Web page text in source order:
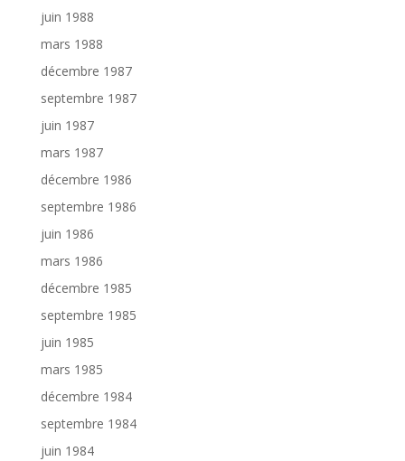
juin 1988
mars 1988
décembre 1987
septembre 1987
juin 1987
mars 1987
décembre 1986
septembre 1986
juin 1986
mars 1986
décembre 1985
septembre 1985
juin 1985
mars 1985
décembre 1984
septembre 1984
juin 1984